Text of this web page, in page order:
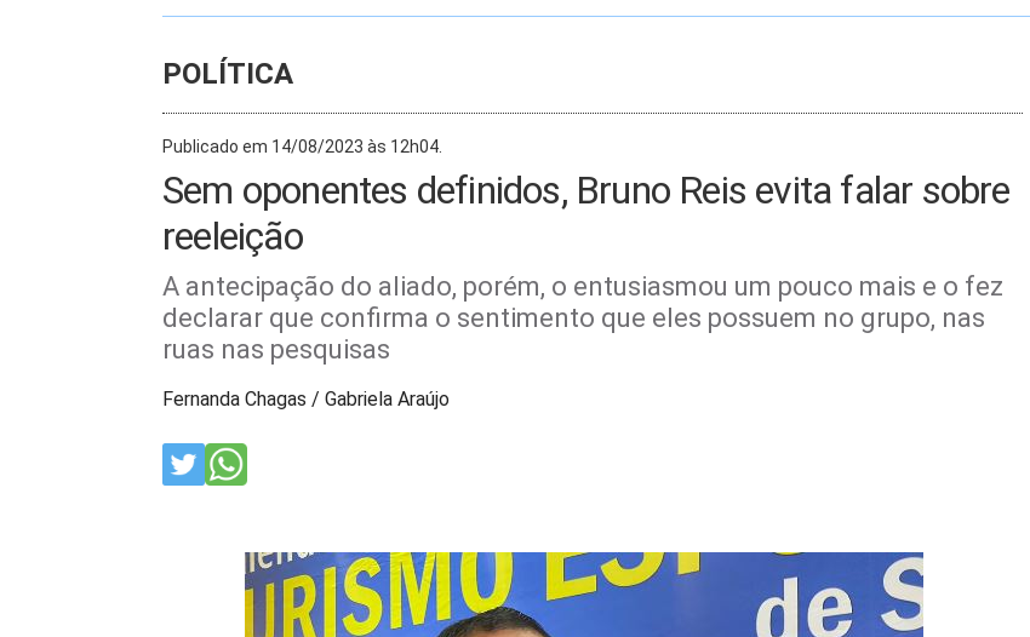
POLÍTICA
Publicado em 14/08/2023 às 12h04.
Sem oponentes definidos, Bruno Reis evita falar sobre
reeleição
A antecipação do aliado, porém, o entusiasmou um pouco mais e o fez
declarar que confirma o sentimento que eles possuem no grupo, nas
ruas nas pesquisas
Fernanda Chagas / Gabriela Araújo